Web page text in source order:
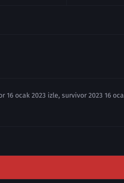
16 ocak 2023 izle, survivor 2023 16